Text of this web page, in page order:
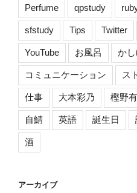
Perfume qpstudy
sfstudy Tips Twitter
YouTube お風呂 か
コミュニケーション ス
仕事 大本彩乃 樫野
自鯖 英語 誕生日
酒
アーカイブ